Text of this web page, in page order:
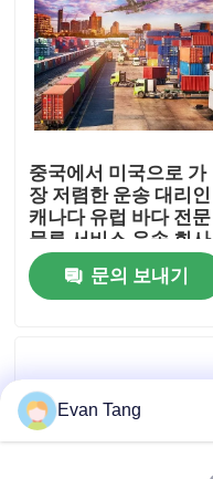
우리 에 관한 것
공장 투어
품질 관리
저희와 연락
국제 화물 운송 서비스
중국에서 미국으로 가
장 저렴한 운송 대리인
캐나다 유럽 바다 전문
물류 서비스 운송 회사
문의 보내기
Evan Tang